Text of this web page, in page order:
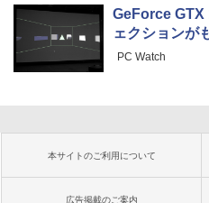
GeForce GTX
ェクションが
PC Watch
本サイトのご利用について
広告掲載のご案内